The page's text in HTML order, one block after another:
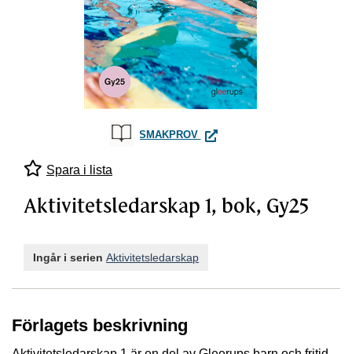
SMAKPROV AKTIVITETSLEDARSKAP 1,
Spara i lista
Aktivitetsledarskap 1, bok, Gy25
Ingår i serien Aktivitetsledarskap
Förlagets beskrivning